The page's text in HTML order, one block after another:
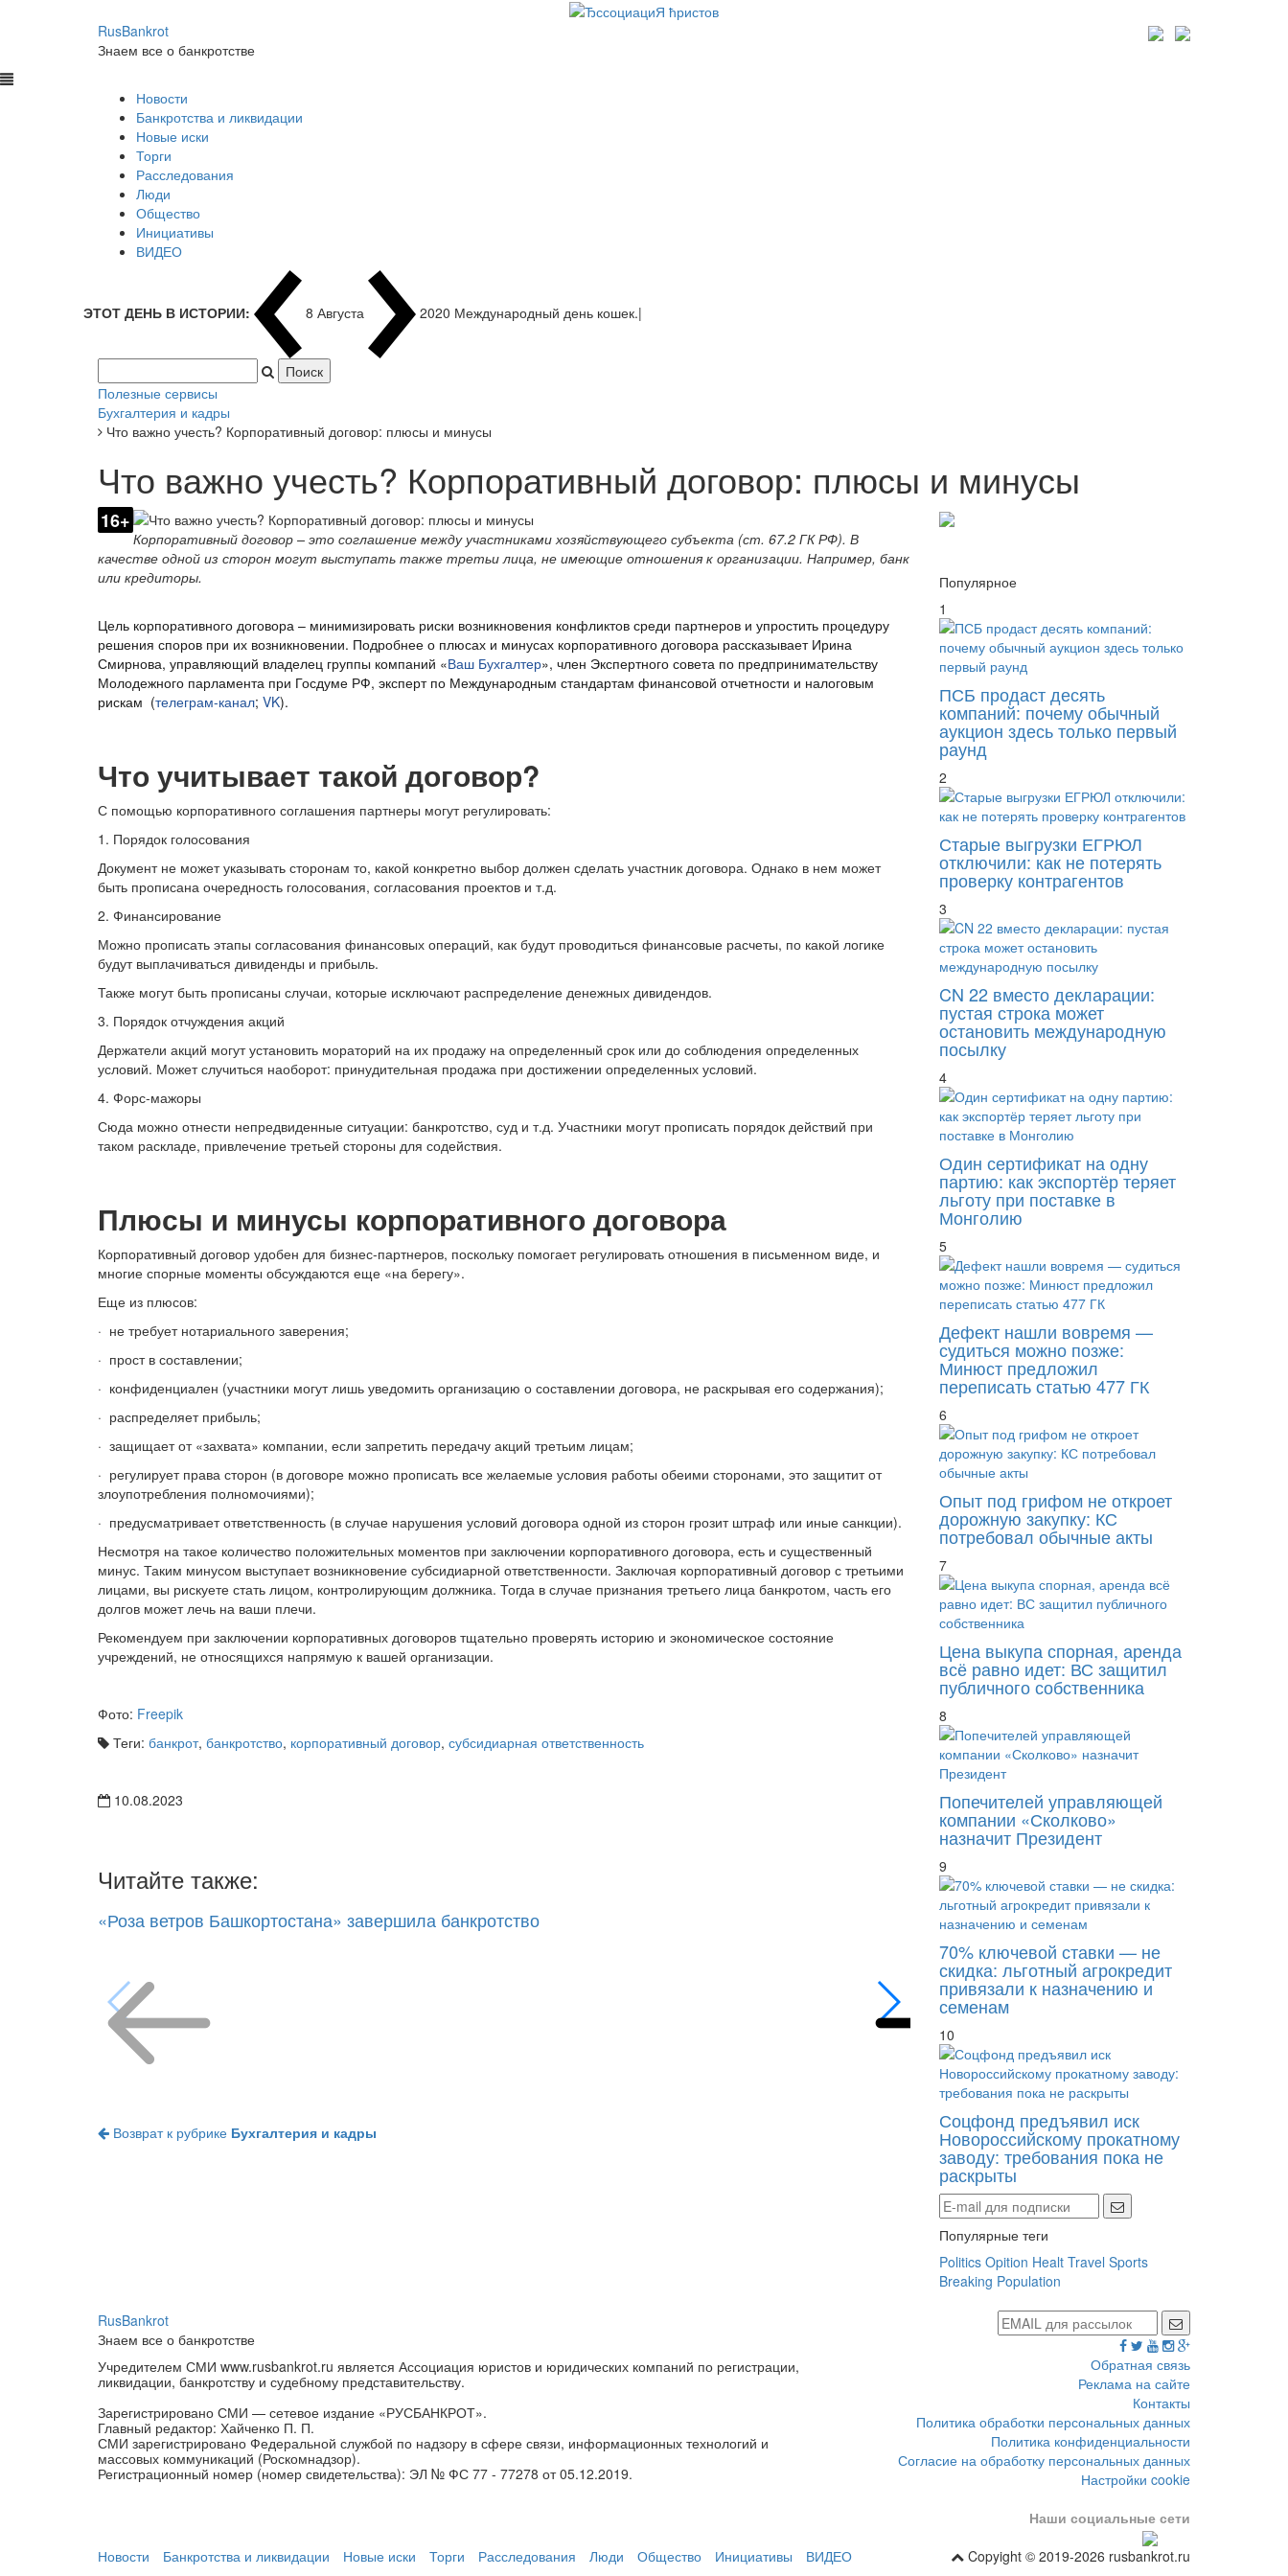
RusBankrot
Знаем все о банкротстве
Новости
Банкротства и ликвидации
Новые иски
Торги
Расследования
Люди
Общество
Инициативы
ВИДЕО
ЭТОТ ДЕНЬ В ИСТОРИИ: 8 Августа 2020 |
Полезные сервисы
Бухгалтерия и кадры
Что важно учесть? Корпоративный договор: плюсы и минусы
Что важно учесть? Корпоративный договор: плюсы и минусы
16+
Корпоративный договор – это соглашение между участниками хозяйствующего субъекта (ст. 67.2 ГК РФ). В
качестве одной из сторон могут выступать также третьи лица, не имеющие отношения к организации. Например, банк
или кредиторы.
Цель корпоративного договора – минимизировать риски возникновения конфликтов среди партнеров и упростить процедуру
решения споров при их возникновении. Подробнее о плюсах и минусах корпоративного договора рассказывает Ирина
Смирнова, управляющий владелец группы компаний «Ваш Бухгалтер», член Экспертного совета по предпринимательству
Молодежного парламента при Госдуме РФ, эксперт по Международным стандартам финансовой отчетности и налоговым
рискам (телеграм-канал; VK).
Что учитывает такой договор?
С помощью корпоративного соглашения партнеры могут регулировать:
1. Порядок голосования
Документ не может указывать сторонам то, какой конкретно выбор должен сделать участник договора. Однако в нем может
быть прописана очередность голосования, согласования проектов и т.д.
2. Финансирование
Можно прописать этапы согласования финансовых операций, как будут проводиться финансовые расчеты, по какой логике
будут выплачиваться дивиденды и прибыль.
Также могут быть прописаны случаи, которые исключают распределение денежных дивидендов.
3. Порядок отчуждения акций
Держатели акций могут установить мораторий на их продажу на определенный срок или до соблюдения определенных
условий. Может случиться наоборот: принудительная продажа при достижении определенных условий.
4. Форс-мажоры
Сюда можно отнести непредвиденные ситуации: банкротство, суд и т.д. Участники могут прописать порядок действий при
таком раскладе, привлечение третьей стороны для содействия.
Плюсы и минусы корпоративного договора
Корпоративный договор удобен для бизнес-партнеров, поскольку помогает регулировать отношения в письменном виде, и
многие спорные моменты обсуждаются еще «на берегу».
Еще из плюсов:
· не требует нотариального заверения;
· прост в составлении;
· конфиденциален (участники могут лишь уведомить организацию о составлении договора, не раскрывая его содержания);
· распределяет прибыль;
· защищает от «захвата» компании, если запретить передачу акций третьим лицам;
· регулирует права сторон (в договоре можно прописать все желаемые условия работы обеими сторонами, это защитит от
злоупотребления полномочиями);
· предусматривает ответственность (в случае нарушения условий договора одной из сторон грозит штраф или иные санкции).
Несмотря на такое количество положительных моментов при заключении корпоративного договора, есть и существенный
минус. Таким минусом выступает возникновение субсидиарной ответственности. Заключая корпоративный договор с третьими
лицами, вы рискуете стать лицом, контролирующим должника. Тогда в случае признания третьего лица банкротом, часть его
долгов может лечь на ваши плечи.
Рекомендуем при заключении корпоративных договоров тщательно проверять историю и экономическое состояние
учреждений, не относящихся напрямую к вашей организации.
Фото: Freepik
Теги: банкрот, банкротство, корпоративный договор, субсидиарная ответственность
10.08.2023
Читайте также:
«Роза ветров Башкортостана» завершила банкротство ВС не взыскал взятку, так как
Возврат к рубрике Бухгалтерия и кадры
Популярное
1
ПСБ продаст десять
компаний: почему обычный
аукцион здесь только первый
раунд
2
Старые выгрузки ЕГРЮЛ
отключили: как не потерять
проверку контрагентов
3
CN 22 вместо декларации:
пустая строка может
остановить международную
посылку
4
Один сертификат на одну
партию: как экспортёр теряет
льготу при поставке в
Монголию
5
Дефект нашли вовремя —
судиться можно позже:
Минюст предложил
переписать статью 477 ГК
6
Опыт под грифом не откроет
дорожную закупку: КС
потребовал обычные акты
7
Цена выкупа спорная, аренда
всё равно идет: ВС защитил
публичного собственника
8
Попечителей управляющей
компании «Сколково»
назначит Президент
9
70% ключевой ставки — не
скидка: льготный агрокредит
привязали к назначению и
семенам
10
Соцфонд предъявил иск
Новороссийскому прокатному
заводу: требования пока не
раскрыты
Популярные теги
Politics Opition Healt Travel Sports
Breaking Population
RusBankrot
Знаем все о банкротстве
Учредителем СМИ www.rusbankrot.ru является Ассоциация юристов и юридических компаний по регистрации,
ликвидации, банкротству и судебному представительству.
Зарегистрировано СМИ — сетевое издание «РУСБАНКРОТ».
Главный редактор: Хайченко П. П.
СМИ зарегистрировано Федеральной службой по надзору в сфере связи, информационных технологий и
массовых коммуникаций (Роскомнадзор).
Регистрационный номер (номер свидетельства): ЭЛ № ФС 77 - 77278 от 05.12.2019.
Обратная связь
Реклама на сайте
Контакты
Политика обработки персональных данных
Политика конфиденциальности
Согласие на обработку персональных данных
Настройки cookie
Наши социальные сети
Новости Банкротства и ликвидации Новые иски Торги Расследования Люди Общество Инициативы ВИДЕО
Copyight © 2019-2026 rusbankrot.ru